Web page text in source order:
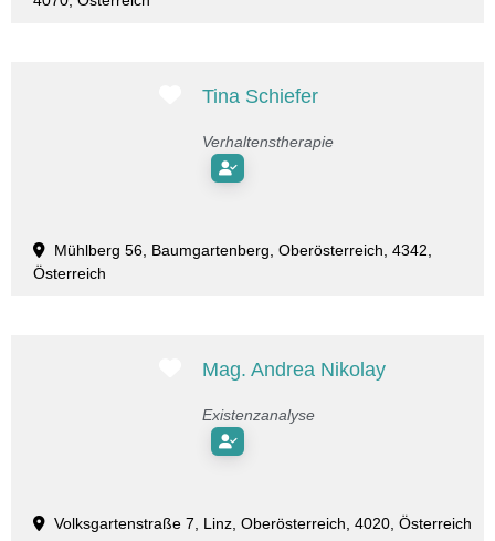
Favorit
Tina Schiefer
Verhaltenstherapie
Mühlberg 56, Baumgartenberg, Oberösterreich, 4342,
Österreich
Favorit
Mag. Andrea Nikolay
Existenzanalyse
Volksgartenstraße 7, Linz, Oberösterreich, 4020, Österreich